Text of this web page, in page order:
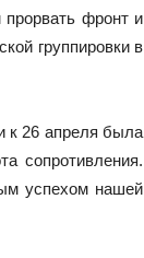
прорвать фронт и
группировки в
к 26 апреля была
сопротивления.
успехом нашей